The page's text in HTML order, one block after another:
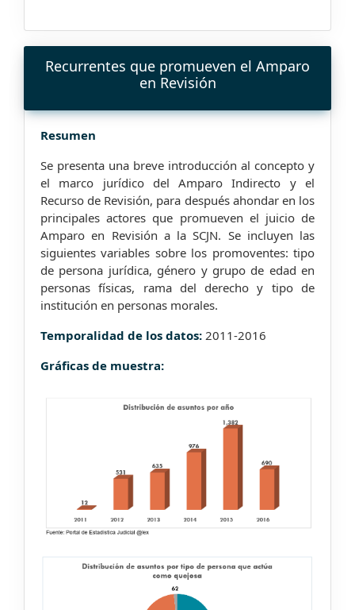
Recurrentes que promueven el Amparo
en Revisión
Resumen
Se presenta una breve introducción al concepto y
el marco jurídico del Amparo Indirecto y el
Recurso de Revisión, para después ahondar en los
principales actores que promueven el juicio de
Amparo en Revisión a la SCJN. Se incluyen las
siguientes variables sobre los promoventes: tipo
de persona jurídica, género y grupo de edad en
personas físicas, rama del derecho y tipo de
institución en personas morales.
Temporalidad de los datos: 2011-2016
Gráficas de muestra: